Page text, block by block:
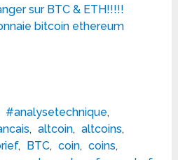
sur BTC & ETH!!!!!
bitcoin ethereum
#analysetechnique,
, altcoin, altcoins,
, BTC, coin, coins,